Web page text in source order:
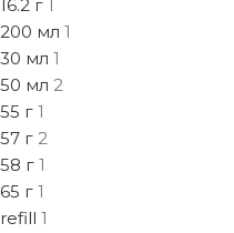
16.2 г 1
200 мл 1
30 мл 1
50 мл 2
55 г 1
57 г 2
58 г 1
65 г 1
refill 1